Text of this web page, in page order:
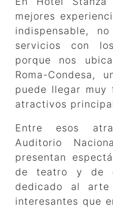
mejores
indispensable,
servicios con
porque nos
Roma-Condesa,
puede llegar muy
atractivos
Entre esos
Auditorio
presentan
de teatro y de
dedicado al
interesantes que